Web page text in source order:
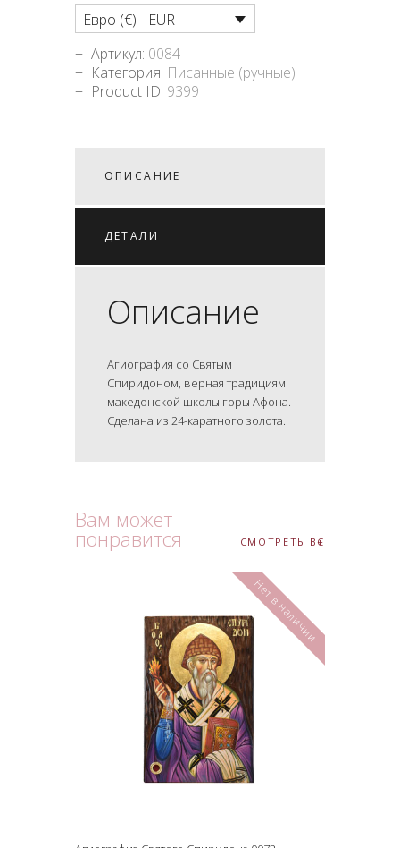
Евро (€) - EUR
Артикул: 0084
Категория: Писанные (ручные)
Product ID: 9399
ОПИСАНИЕ
ДЕТАЛИ
Описание
Агиография со Святым
Спиридоном, верная традициям
македонской школы горы Афона.
Сделана из 24-каратного золота.
Вам может
понравится СМОТРЕТЬ ВСЕ
Нет в наличии